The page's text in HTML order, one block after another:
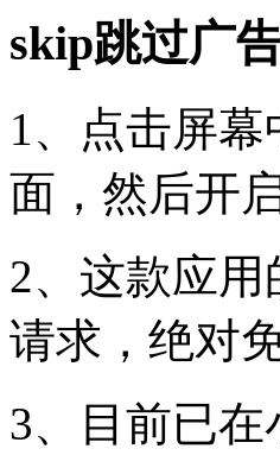
skip跳过广
1、点击屏
面，然后开
2、这款应
请求，绝对
3、目前已